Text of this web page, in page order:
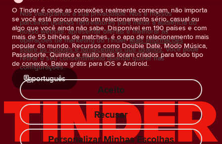
O Tinder é onde as conexões realmente começam, não importa
se você está procurando um relacionamento sério, casual ou
algo que você ainda não sabe. Disponível em 190 países e com
mais de 55 bilhões de matches, é o app de relacionamento mais
popular do mundo. Recursos como Double Date, Modo Música,
Passaporte, Química e muito mais foram criados para todo tipo
de conexão. Baixe grátis para iOS e Android.
português
Nós valorizamos a sua privacidade. Nós e nossos
parceiros usamos rastreadores para medir a audiência do
nosso website, apresentar ofertas e melhorar as
operações de marketing do Tinder. Mais informações
sobre os cookies e fornecedores que usamos. Você pode
retirar o seu consentimento quando quiser nas
configurações.
Aceito
Recusar
Personalizar Minhas Escolhas